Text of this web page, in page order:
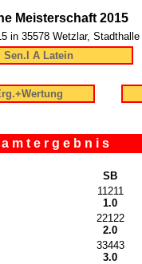
Meisterschaft 2015
in 35578 Wetzlar, Stadthalle
Sen.I A Latein
m t e r g e b n i s
SB
11211
1.0
22122
2.0
33443
3.0